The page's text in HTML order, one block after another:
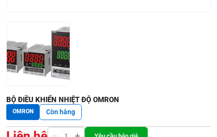
BỘ ĐIỀU KHIỂN NHIỆT ĐỘ OMRON
OMRON Còn hàng